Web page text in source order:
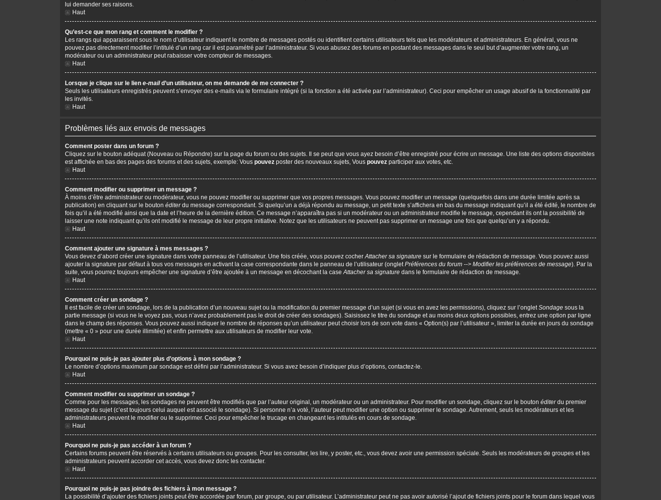
lui demander ses raisons.
Haut
Qu’est-ce que mon rang et comment le modifier ?
Les rangs qui apparaissent sous le nom d’utilisateur indiquent le nombre de messages postés ou identifient certains utilisateurs tels que les modérateurs et administrateurs. En général, vous ne
pouvez pas directement modifier l’intitulé d’un rang car il est paramétré par l’administrateur. Si vous abusez des forums en postant des messages dans le seul but d’augmenter votre rang, un
modérateur ou un administrateur peut rabaisser votre compteur de messages.
Haut
Lorsque je clique sur le lien e-maild’un utilisateur, on me demande de me connecter ?
Seuls les utilisateurs enregistrés peuvent s’envoyer des e-mails via le formulaire intégré (si la fonction a été activée par l’administrateur). Ceci pour empêcher un usage abusif de la fonctionnalité par
les invités.
Haut
Problèmes liés aux envois de messages
Comment poster dans un forum ?
Cliquez sur le bouton adéquat (Nouveau ou Répondre) sur la page du forum ou des sujets. Il se peut que vous ayez besoin d’être enregistré pour écrire un message. Une liste des options disponibles
est affichée en bas des pages des forums et des sujets, exemple: Vous pouvez poster des nouveaux sujets, Vous pouvez participer aux votes, etc.
Haut
Comment modifier ou supprimer un message ?
À moins d’être administrateur ou modérateur, vous ne pouvez modifier ou supprimer que vos propres messages. Vous pouvez modifier un message (quelquefois dans une durée limitée après sa
publication) en cliquant sur le bouton éditerdu message correspondant. Si quelqu’un a déjà répondu au message, un petit texte s’affichera en bas du message indiquant qu’il a été édité, le nombre de
fois qu’il a été modifié ainsi que la date et l’heure de la dernière édition. Ce message n’apparaîtra pas si un modérateur ou un administrateur modifie le message, cependant ils ont la possibilité de
laisser une note indiquant qu’ils ont modifié le message de leur propre initiative. Notez que les utilisateurs ne peuvent pas supprimer un message une fois que quelqu’un y a répondu.
Haut
Comment ajouter une signature à mes messages ?
Vous devez d’abord créer une signature dans votre panneau de l’utilisateur. Une fois créée, vous pouvez cocherAttacher sa signature sur le formulaire de rédaction de message. Vous pouvez aussi
ajouter la signature par défaut à tous vos messages en activant la case correspondante dans le panneau de l’utilisateur (ongletPréférences du forum --> Modifier les préférences de message). Par la
suite, vous pourrez toujours empêcher une signature d’être ajoutée à un message en décochant la caseAttacher sa signature dans le formulaire de rédaction de message.
Haut
Comment créer un sondage ?
Il est facile de créer un sondage, lors de la publication d’un nouveau sujet ou la modification du premier message d’un sujet (si vous en avez les permissions), cliquez sur l’ongletSondage sous la
partie message (si vous ne le voyez pas, vous n’avez probablement pas le droit de créer des sondages). Saisissez le titre du sondage et au moins deux options possibles, entrez une option par ligne
dans le champ des réponses. Vous pouvez aussi indiquer le nombre de réponses qu’un utilisateur peut choisir lors de son vote dans « Option(s) par l’utilisateur », limiter la durée en jours du sondage
(mettre « 0 » pour une durée illimitée) et enfin permettre aux utilisateurs de modifier leur vote.
Haut
Pourquoi ne puis-je pas ajouter plus d’options à mon sondage ?
Le nombre d’options maximum par sondage est défini par l’administrateur. Si vous avez besoin d’indiquer plus d’options, contactez-le.
Haut
Comment modifier ou supprimer un sondage ?
Comme pour les messages, les sondages ne peuvent être modifiés que par l’auteur original, un modérateur ou un administrateur. Pour modifier un sondage, cliquez sur le bouton éditerdu premier
message du sujet (c’est toujours celui auquel est associé le sondage). Si personne n’a voté, l’auteur peut modifier une option ou supprimer le sondage. Autrement, seuls les modérateurs et les
administrateurs peuvent le modifier ou le supprimer. Ceci pour empêcher le trucage en changeant les intitulés en cours de sondage.
Haut
Pourquoi ne puis-je pas accéder à un forum ?
Certains forums peuvent être réservés à certains utilisateurs ou groupes. Pour les consulter, les lire, y poster, etc., vous devez avoir une permission spéciale. Seuls les modérateurs de groupes et les
administrateurs peuvent accorder cet accès, vous devez donc les contacter.
Haut
Pourquoi ne puis-je pas joindre des fichiers à mon message ?
La possibilité d’ajouter des fichiers joints peut être accordée par forum, par groupe, ou par utilisateur. L’administrateur peut ne pas avoir autorisé l’ajout de fichiers joints pour le forum dans lequel vous